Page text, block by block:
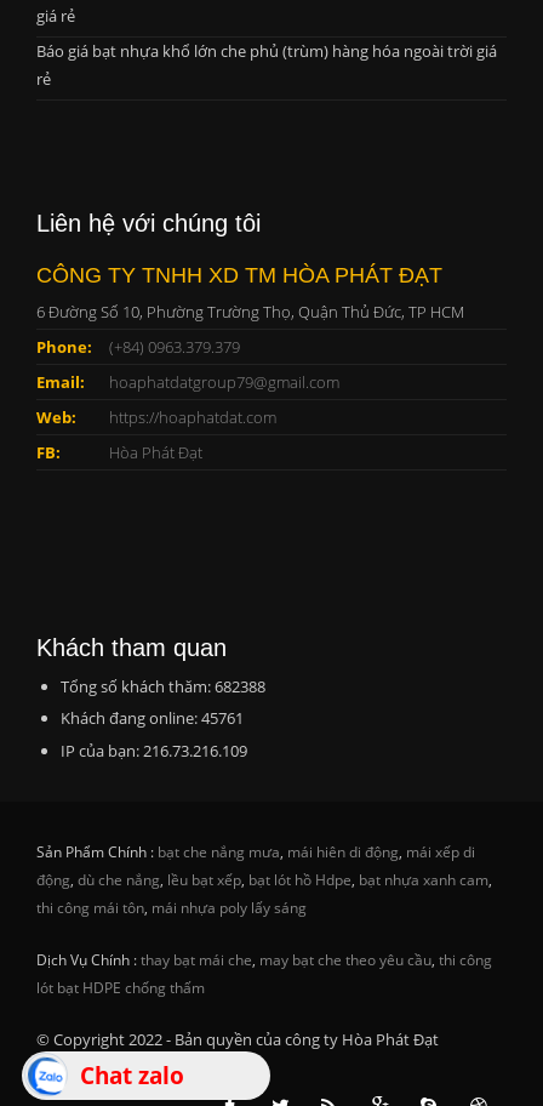
Chat zalo
giá rẻ
Báo giá bạt nhựa khổ lớn che phủ (trùm) hàng hóa ngoài trời giá
rẻ
Liên hệ với chúng tôi
CÔNG TY TNHH XD TM HÒA PHÁT ĐẠT
6 Đường Số 10, Phường Trường Thọ, Quận Thủ Đức, TP HCM
Phone:
(+84) 0963.379.379
Email:
hoaphatdatgroup79@gmail.com
Web:
https://hoaphatdat.com
FB:
Hòa Phát Đạt
Khách tham quan
Tổng số khách thăm: 682388
Khách đang online: 45761
IP của bạn: 216.73.216.109
Sản Phẩm Chính : bạt che nắng mưa, mái hiên di động, mái xếp di
động, dù che nắng, lều bạt xếp, bạt lót hồ Hdpe, bạt nhựa xanh cam,
thi công mái tôn, mái nhựa poly lấy sáng
Dịch Vụ Chính :thay bạt mái che, may bạt che theo yêu cầu, thi công
lót bạt HDPE chống thấm
© Copyright 2022 - Bản quyền của công ty Hòa Phát Đạt